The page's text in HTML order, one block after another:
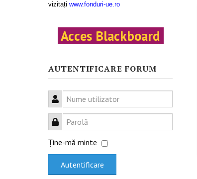
vizitați www.fonduri-ue.ro
Acces Blackboard
AUTENTIFICARE FORUM
Nume utilizator
Parolă
Ţine-mă minte
Autentificare